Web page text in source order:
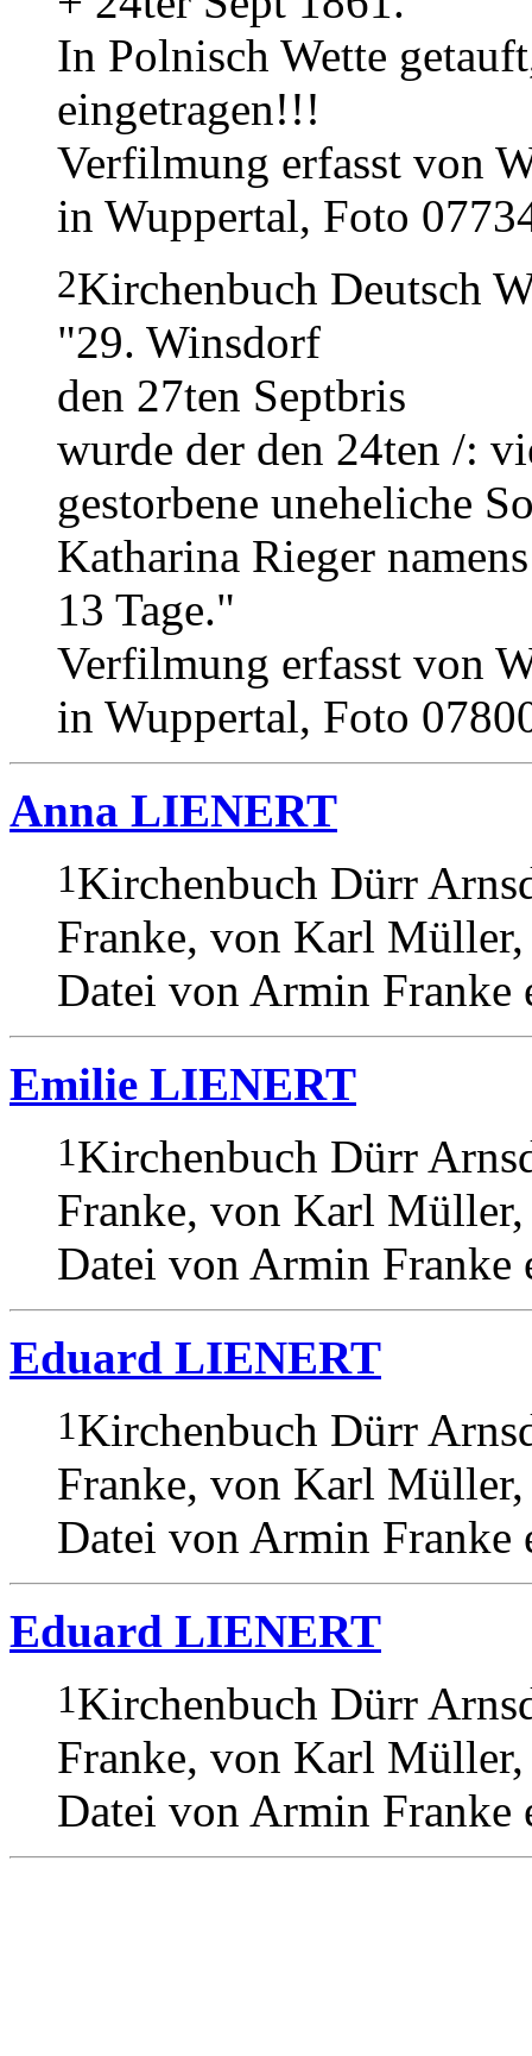
In Polnisch Wette
eingetragen!!!
Verfilmung erfasst von
in Wuppertal, Foto
2Kirchenbuch Deutsch
"29. Winsdorf
den 27ten Septbris
wurde der den 24ten /:
gestorbene uneheliche
Katharina Rieger
13 Tage."
Verfilmung erfasst von
in Wuppertal, Foto
Anna LIENERT
1Kirchenbuch Dürr
Franke, von Karl
Datei von Armin Franke
Emilie LIENERT
1Kirchenbuch Dürr
Franke, von Karl
Datei von Armin Franke
Eduard LIENERT
1Kirchenbuch Dürr
Franke, von Karl
Datei von Armin Franke
Eduard LIENERT
1Kirchenbuch Dürr
Franke, von Karl
Datei von Armin Franke